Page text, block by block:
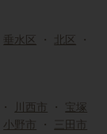
垂水区 ・ 北区
・
・ 川西市 ・ 宝塚
小野市 ・
三田市